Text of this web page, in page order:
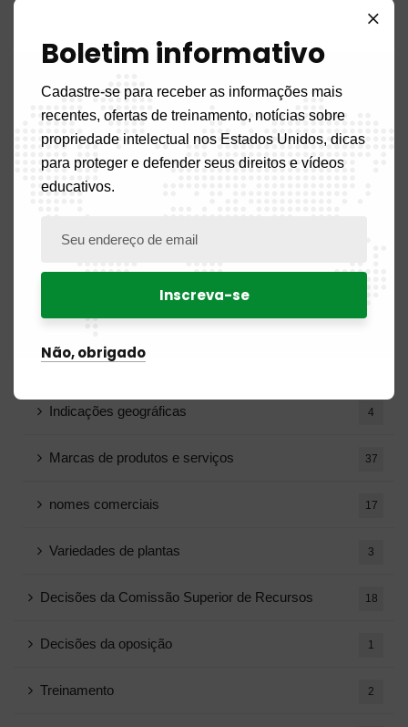
Concursos públicos
Aviso de recrutamento
Aviso de vaga
BOPI 99
Patentes 17
Desenhos e modelos industriais
Indicações geográficas 4
Marcas de produtos e serviços 37
nomes comerciais 17
Variedades de plantas 3
Decisões da Comissão Superior de Recursos 18
Decisões da oposição 1
Treinamento 2
Boletim informativo
Cadastre-se para receber as informações mais
recentes, ofertas de treinamento, notícias sobre
propriedade intelectual nos Estados Unidos, dicas
para proteger e defender seus direitos e vídeos
educativos.
Não, obrigado